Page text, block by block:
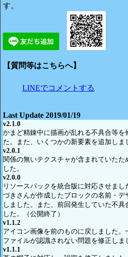
す。
【質問等はこちらへ】
LINEでコメントする
Last Update 2019/01/19
v2.1.0
かまど精錬中に描画が乱れる不具合等を
た。また、いくつかの新要素を追加しま
v2.0.1
関係の無いテクスチャが含まれていたた
した。
v2.0.0
リソースパックを統合版に対応させまし
づきさんが作成したブロックの名前・デ
しました。また、前回発生していた不具
した。（公開終了）
v1.1.2
アイコン画像を前のものに戻しました。
ファイルが認識されない問題を修正しま
v1.1.1